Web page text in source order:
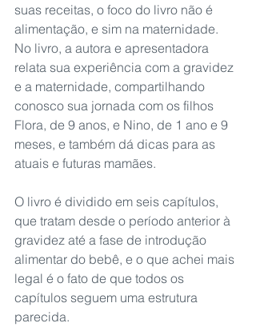
suas receitas, o foco do livro não é
alimentação, e sim na maternidade.
No livro, a autora e apresentadora
relata sua experiência com a gravidez
e a maternidade, compartilhando
conosco sua jornada com os filhos
Flora, de 9 anos, e Nino, de 1 ano e 9
meses, e também dá dicas para as
atuais e futuras mamães.
O livro é dividido em seis capítulos,
que tratam desde o período anterior à
gravidez até a fase de introdução
alimentar do bebê, e o que achei mais
legal é o fato de que todos os
capítulos seguem uma estrutura
parecida.